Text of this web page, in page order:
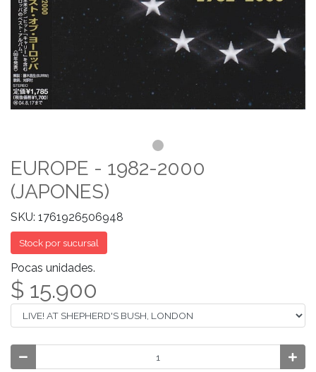
EUROPE - 1982-2000
(JAPONES)
SKU: 1761926506948
Stock por sucursal
Pocas unidades.
$ 15.900